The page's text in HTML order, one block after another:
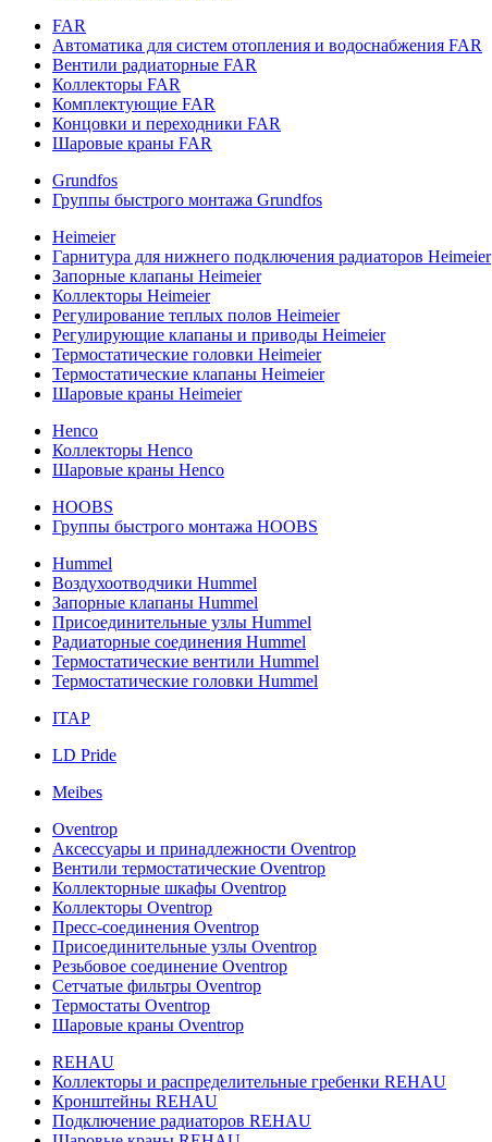
FAR
Автоматика для систем отопления и водоснабжения FAR
Вентили радиаторные FAR
Коллекторы FAR
Комплектующие FAR
Концовки и переходники FAR
Шаровые краны FAR
Grundfos
Группы быстрого монтажа Grundfos
Heimeier
Гарнитура для нижнего подключения радиаторов Heimeier
Запорные клапаны Heimeier
Коллекторы Heimeier
Регулирование теплых полов Heimeier
Регулирующие клапаны и приводы Heimeier
Термостатические головки Heimeier
Термостатические клапаны Heimeier
Шаровые краны Heimeier
Henco
Коллекторы Henco
Шаровые краны Henco
HOOBS
Группы быстрого монтажа HOOBS
Hummel
Воздухоотводчики Hummel
Запорные клапаны Hummel
Присоединительные узлы Hummel
Радиаторные соединения Hummel
Термостатические вентили Hummel
Термостатические головки Hummel
ITAP
LD Pride
Meibes
Oventrop
Аксессуары и принадлежности Oventrop
Вентили термостатические Oventrop
Коллекторные шкафы Oventrop
Коллекторы Oventrop
Пресс-соединения Oventrop
Присоединительные узлы Oventrop
Резьбовое соединение Oventrop
Сетчатые фильтры Oventrop
Термостаты Oventrop
Шаровые краны Oventrop
REHAU
Коллекторы и распределительные гребенки REHAU
Кронштейны REHAU
Подключение радиаторов REHAU